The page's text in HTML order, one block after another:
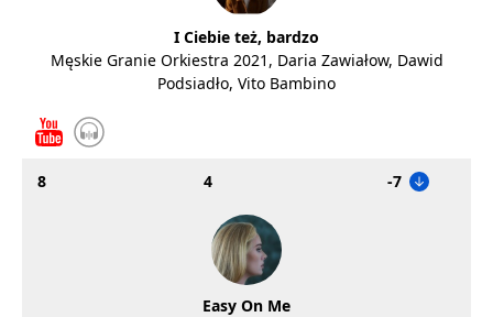
I Ciebie też, bardzo
Męskie Granie Orkiestra 2021, Daria Zawiałow, Dawid
Podsiadło, Vito Bambino
8 4 -7
Easy On Me